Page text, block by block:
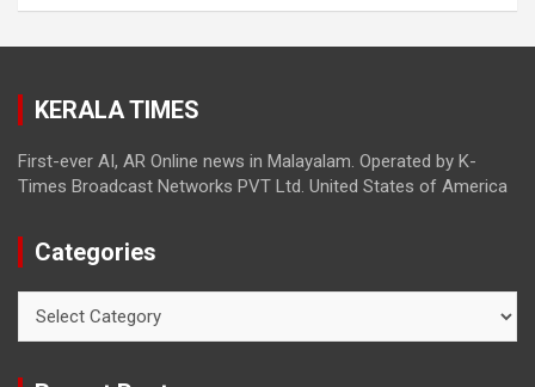
അഖില്‍ മാരാര്‍ ട്വന്റി 20 വിട്ടു
KERALA TIMES
First-ever AI, AR Online news in Malayalam. Operated by K-
Times Broadcast Networks PVT Ltd. United States of America
Categories